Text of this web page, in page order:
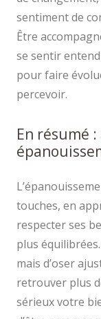
sentiment de
Être
se sentir
pour faire
percevoir.
En résumé
touches, en
respecter ses
plus
mais d’oser
retrouver plus
sérieux votre